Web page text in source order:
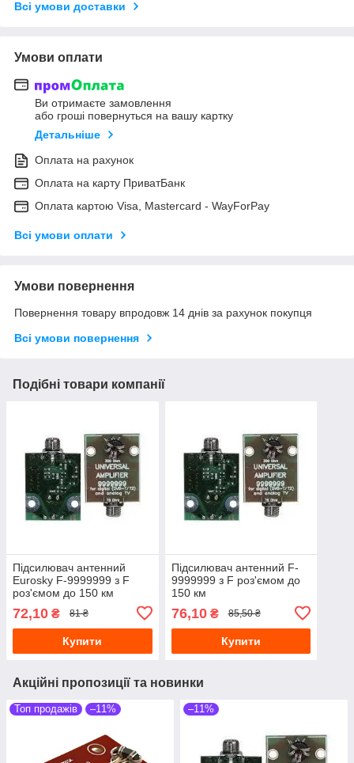
Всі умови доставки
Умови оплати
Ви отримаєте замовлення
або гроші повернуться на вашу картку
Детальніше
Оплата на рахунок
Оплата на карту ПриватБанк
Оплата картою Visa, Mastercard - WayForPay
Всі умови оплати
Умови повернення
Повернення товару впродовж 14 днів за рахунок покупця
Всі умови повернення
Подібні товари компанії
Підсилювач антенний
Eurosky F-9999999 з F
роз'ємом до 150 км
72,10 ₴ 81 ₴
Купити
Підсилювач антенний F-
9999999 з F роз'ємом до
150 км
76,10₴ 85,50 ₴
Купити
Акційні пропозиції та новинки
Топ продажів –11% –11%